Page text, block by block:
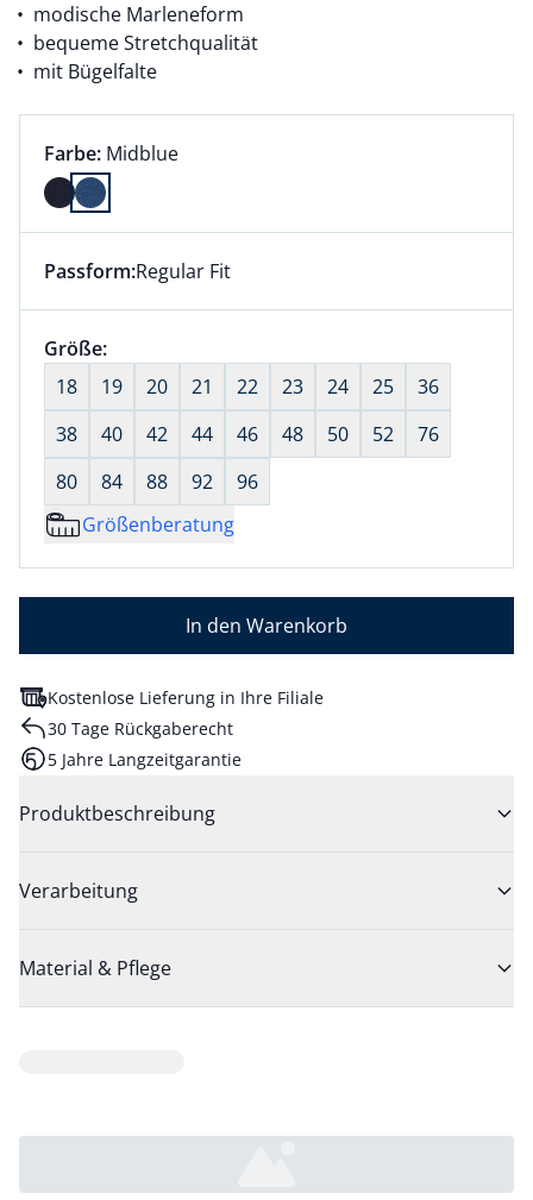
modische Marleneform
bequeme Stretchqualität
mit Bügelfalte
Farbauswahl:
Farbe: aktuell ausgewählt:
Midblue
Farbe Midblue ausgewählt
Dieser Artikel hat die Passform Regular Fit. für
Passform:Regular Fit
Größenauswahl:
Größe:nichts ausgewählt
18
19 20 21 22 23 24 25
36
38
40 42 44 46 48 50 52
76
80
84 88 92
96
Größenberatung
In den Warenkorb
Kostenlose Lieferung in Ihre Filiale
30 Tage Rückgaberecht
5 Jahre Langzeitgarantie
Produktbeschreibung
Verarbeitung
Material & Pflege